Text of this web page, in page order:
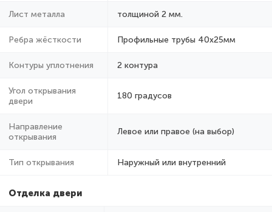
Лист металла толщиной 2 мм.
Ребра жёсткости Профильные трубы 40х25мм
Контуры уплотнения 2 контура
Угол открывания
двери
180 градусов
Направление
открывания
Левое или правое (на выбор)
Тип открывания Наружный или внутренний
Отделка двери